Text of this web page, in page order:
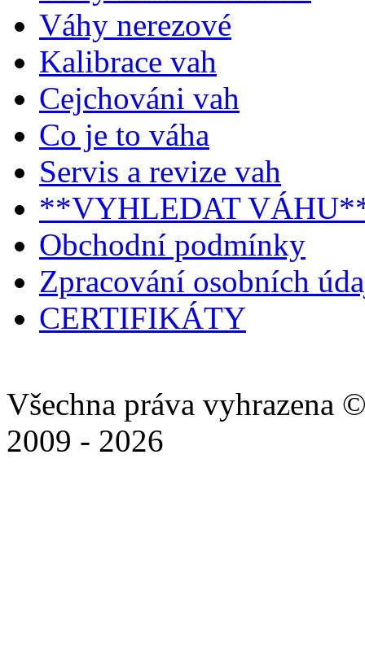
Váhy nerezové
Kalibrace vah
Cejchováni vah
Co je to váha
Servis a revize vah
**VYHLEDAT
Obchodní podmínky
Zpracování osobních
CERTIFIKÁTY
Všechna práva
2009 - 2026